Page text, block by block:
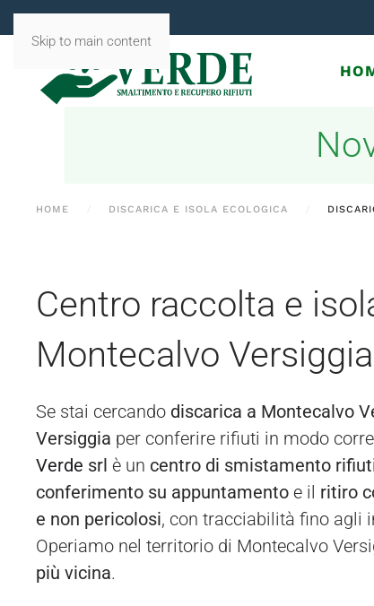
Skip to main content
HOME DISCARICA E ISOLA ECOLOGICA
Centro raccolta e
Montecalvo
Se stai cercando discarica a Montecalvo
Versiggia per conferire rifiuti in modo
Verde srl è un centro di smistamento
conferimento su appuntamento e il ritiro
e non pericolosi, con tracciabilità fino agli
Operiamo nel territorio di Montecalvo
più vicina.